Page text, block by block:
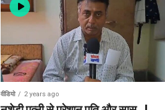
वीडियो 2 years ago